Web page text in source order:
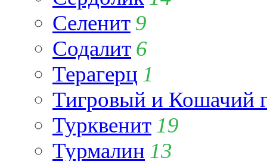
Селенит 9
Содалит 6
Терагерц 1
Тигровый и Кошачий
Турквенит 19
Турмалин 13